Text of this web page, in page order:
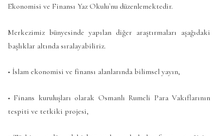
Ekonomisi ve Finansı Yaz Okulu`nu düzenlemektedir.
Merkezimiz bünyesinde yapılan diğer araştırmaları aşağıdaki
başlıklar altında sıralayabiliriz.
• İslam ekonomisi ve finansı alanlarında bilimsel yayın,
• Finans kuruluşları olarak Osmanlı Rumeli Para Vakıflarının
tespiti ve tetkiki projesi,